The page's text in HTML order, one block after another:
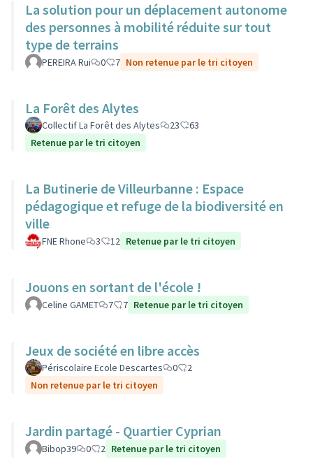
La solution pour un déplacement autonome
des personnes à mobilité réduite sur tout
type de terrains
PEREIRA Rui 0 7 Non retenue par le tri citoyen
La Forêt des Alytes
Collectif La Forêt des Alytes 23
63
Retenue par le tri citoyen
La Butinerie de Villeurbanne : Espace
pédagogique et refuge de la biodiversité en
ville
FNE Rhone 3 12 Retenue par le tri citoyen
Jouons en sortant de l'école !
Celine GAMET 7 7 Retenue par le tri citoyen
Jeux de société en libre accès
Périscolaire Ecole Descartes 0
2
Non retenue par le tri citoyen
Jardin partagé - Quartier Cyprian
Bibop39 0 2 Retenue par le tri citoyen